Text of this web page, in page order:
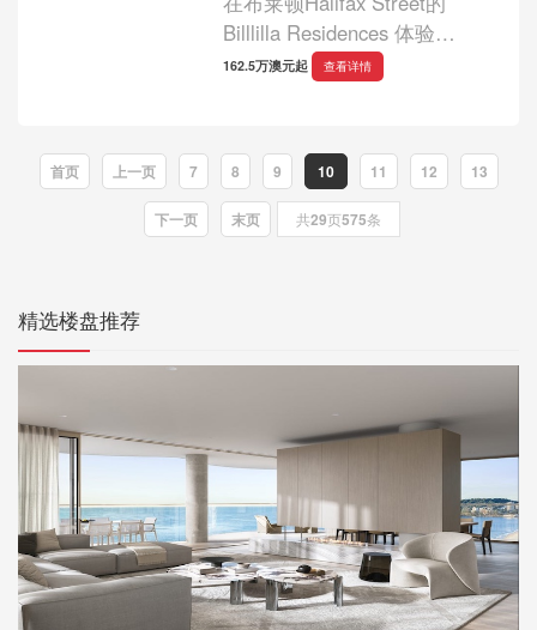
Billlilla Residences 体验
Bayside 生活的巅峰之作，这
有 12 套设计精美的两居室和
三居室精品住宅，布局巧妙...
162.5万澳元起 查看详情
首页 上一页 7 8 9 10 11 12 13
下一页 末页 共29页575条
精选楼盘推荐